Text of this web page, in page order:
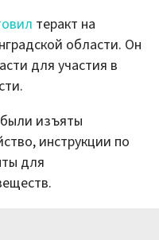
теракт на
области. Он
для участия в
изъяты
инструкции по
для